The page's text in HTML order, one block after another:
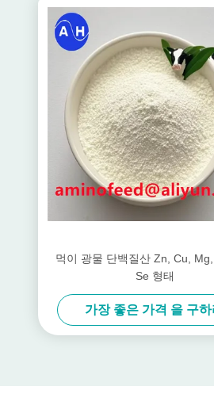
먹이 광물 단백질산 Zn, Cu, Mg,
Se 형태
가장 좋은 가격 을 구